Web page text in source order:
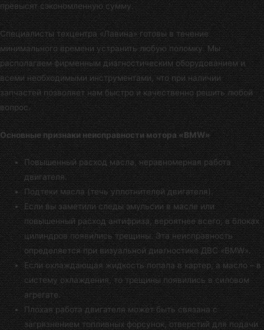
превысят сэкономленную сумму.
Специалистытехцентра «Лавина»готовы в течение
минимального времени устранить любую поломку. Мы
располагаем фирменным диагностическим оборудованием и
всеми необходимыми инструментами, что при наличии
запчастей позволяет нам быстро и качественно решить любой
вопрос.
Основные признаки неисправности мотора «BMW»
Повышенный расход масла, неравномерная работа
двигателя.
Подтеки масла (течь уплотнителей двигателя).
Если вы заметили следы эмульсии в масле или
повышенный расход антифриза, вероятнее всего, в блоках
цилиндров появились трещины. Эта неисправность
определяется при визуальной диагностике ДВС «BMW».
Если охлаждающая жидкость попала в картер, а масло – в
систему охлаждения, то трещины появились в силовом
агрегате.
Плохая работа двигателя может быть связана с
загрязнением топливных форсунок, отверстий для подачи